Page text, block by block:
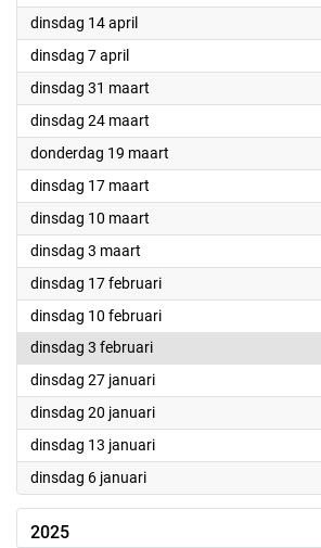
dinsdag 14 april2026
dinsdag 7 april2026
dinsdag 31 maart
dinsdag 24 maart
donderdag 19 maart
dinsdag 17 maart
dinsdag 10 maart
dinsdag 3 maart
dinsdag 17 februari2026
dinsdag 10 februari2026
dinsdag 3 februari2026
dinsdag 27 januari2026
dinsdag 20 januari2026
dinsdag 13 januari2026
dinsdag 6 januari2026
2025